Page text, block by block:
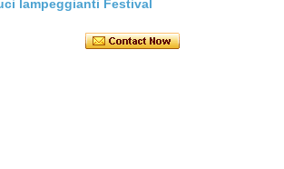
lampeggianti Festival